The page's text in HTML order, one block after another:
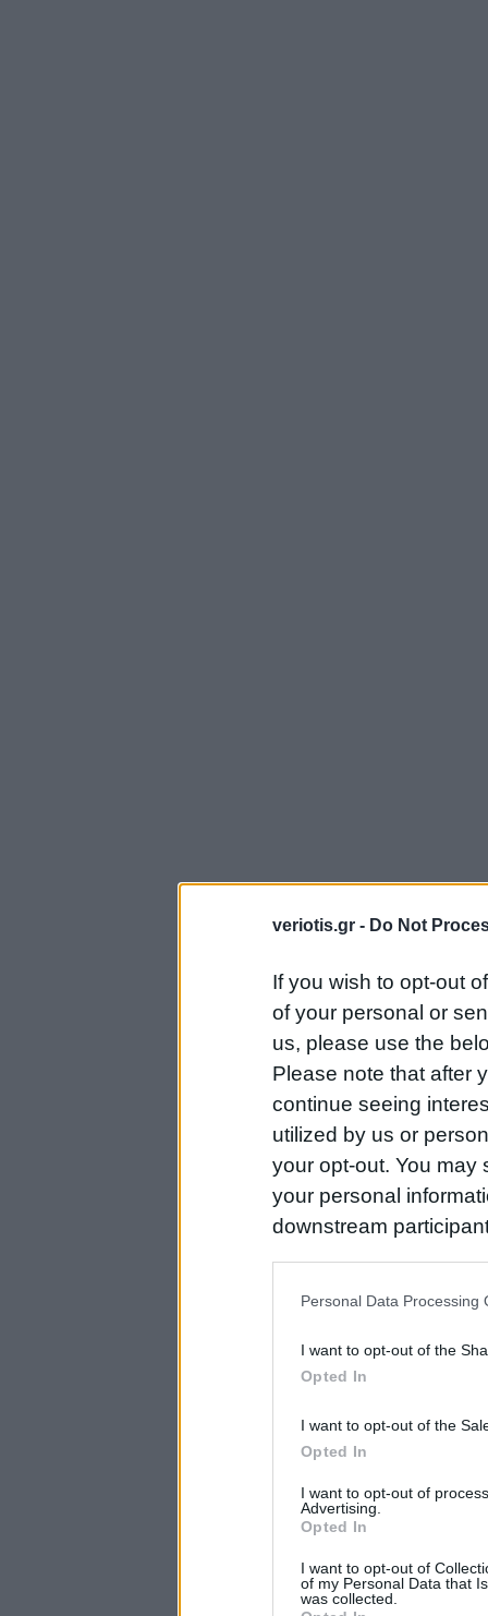
veriotis.gr - Do Not
If you wish to opt-out
of your personal or
us, please use the
Please note that after
continue seeing
utilized by us or
your opt-out. You may
your personal
downstream
us to third parties on
Personal Data Processing
I want to opt-out of the
Opted In
I want to opt-out of the
Opted In
I want to opt-out of
Advertising.
Opted In
I want to opt-out of
of my Personal Data that
was collected.